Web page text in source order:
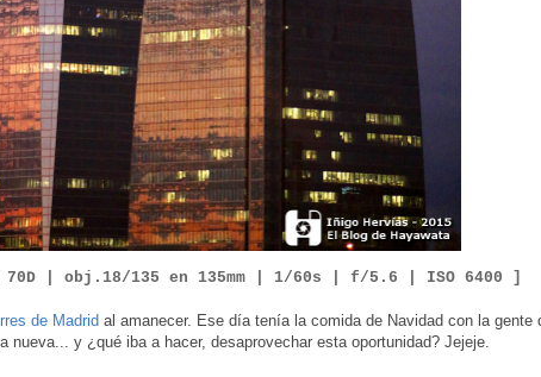
70D | obj.18/135 en 135mm | 1/60s | f/5.6 | ISO 6400 ]
de Madrid al amanecer. Ese día tenía la comida de Navidad con la gente
nueva... y ¿qué iba a hacer, desaprovechar esta oportunidad? Jejeje.